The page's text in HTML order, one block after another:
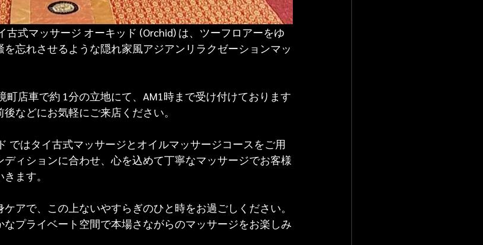
古式マッサージ オーキッド (Orchid) は、ツーフロアーをゆ
忘れさせるような隠れ家風アジアンリラクゼーションマッ
町店車で約 1分の立地にて、AM1時まで受け付けております
などにお気軽にご来店ください。
ではタイ古式マッサージとオイルマッサージコースをご用
ィションに合わせ、心を込めて丁寧なマッサージでお客様
ます。
アで、この上ないやすらぎのひと時をお過ごしください。
プライベート空間で本場さながらのマッサージをお楽しみ